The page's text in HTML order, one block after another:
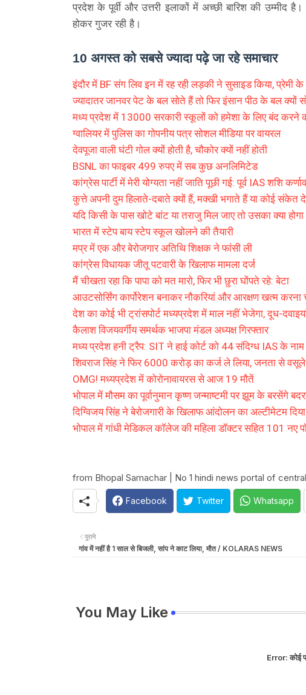
प्रदेश के पूर्वी और उत्तरी इलाकों में अच्छी बारिश की
होकर गुजर रही है।
10 अगस्त को सबसे ज्यादा पढ़े जा रहे समाचार
इंदौर में BF संग लिव इन में रह रही लड़की ने सुसाइड किया, प्रेमी
ज्यादातर जानवर पेट के बल सोते हैं तो फिर इंसान पीठ के बल क्यों
मध्य प्रदेश में 13000 सरकारी स्कूलों को हमेशा के लिए बंद करने
ग्वालियर में पुलिस का गोपनीय पत्र सोशल मीडिया पर वायरल
देवपूजा वाली घंटी गोल क्यों होती है, चौकोर क्यों नहीं होती
BSNL का फाइबर 499 रुपए में सब कुछ अनलिमिटेड
कांग्रेस पार्टी में मेरी योग्यता नहीं जाति पूछी गई: पूर्व IAS शशि
कुत्ते अपनी दुम हिलाते-दबाते क्यों हैं, मक्खी भगाते हैं या कोई संकेत
यदि किसी के पास खोटे बांट या तराजु मिल जाए तो उसका क्या होगा
भारत में स्टेप बाय स्टेप स्कूल खोलने की तैयारी
मप्र में एक और बेरोजगार अतिथि शिक्षक ने फांसी ली
कांग्रेस विधायक जीतू पटवारी के खिलाफ मामला दर्ज
मैं चीखता रहा कि पापा को मत मारो, फिर भी छुरा घोंपते रहे: बेटा
आउटसोर्सिंग कार्पोरेशन बनाकर नौकरियां और आरक्षण खत्म करना
देश का कोई भी ट्रांसपोर्ट मध्यप्रदेश में माल नहीं भेजेगा, दूध-
कैलाश विजयवर्गीय समर्थक भाजपा मंडल अध्यक्ष गिरफ्तार
मध्य प्रदेश हनी ट्रैप: SIT ने हाई कोर्ट को 44 संदिग्ध IAS के नाम
शिवराज सिंह ने फिर 6000 करोड़ का कर्ज ले लिया, जनता से
OMG! मध्यप्रदेश में कोरोनावायरस से आज 19 मौतें
भोपाल में मौसम का पूर्वानुमान कृष्ण जन्माष्टमी पर झूम के बरसेंगे
दिग्विजय सिंह ने बेरोजगारी के खिलाफ आंदोलन का अल्टीमेटम दिया
भोपाल में गांधी मेडिकल कॉलेज की महिला डॉक्‍टर सहित 101 नए
from Bhopal Samachar | No 1 hindi news portal of
Facebook Twitter Whatsapp
पुराने
गांव में नहीं है 1 साल से बिजली, सांप ने काट लिया, मौत / KOLARAS NEWS
You May Like
Error:कोई